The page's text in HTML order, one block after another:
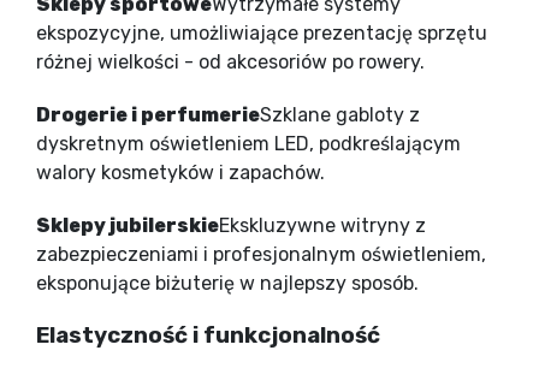
Sklepy sportoweWytrzymałe systemy
ekspozycyjne, umożliwiające prezentację sprzętu
różnej wielkości - od akcesoriów po rowery.
Drogerie i perfumerieSzklane gabloty z
dyskretnym oświetleniem LED, podkreślającym
walory kosmetyków i zapachów.
Sklepy jubilerskieEkskluzywne witryny z
zabezpieczeniami i profesjonalnym oświetleniem,
eksponujące biżuterię w najlepszy sposób.
Elastyczność i funkcjonalność